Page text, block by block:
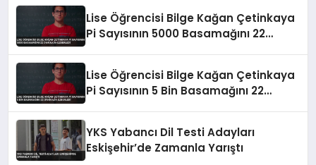
Lise Öğrencisi Bilge Kağan Çetinkaya
Pi Sayısının 5000 Basamağını 22
Lise Öğrencisi Bilge Kağan Çetinkaya
Pi Sayısının 5 Bin Basamağını 22
YKS Yabancı Dil Testi Adayları
Eskişehir’de Zamanla Yarıştı